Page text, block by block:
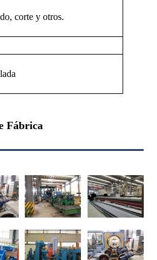
corte y otros.
Fábrica